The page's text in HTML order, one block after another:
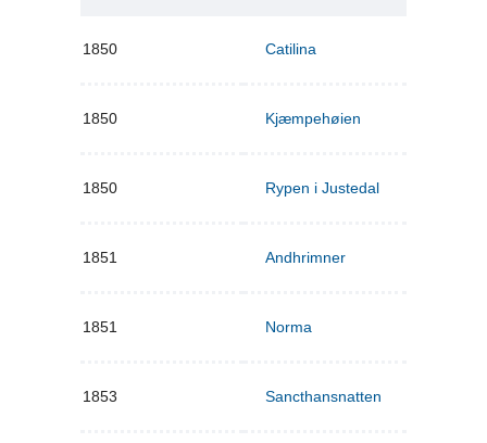
1850 Catilina
1850 Kjæmpehøien
1850 Rypen i Justedal
1851 Andhrimner
1851 Norma
1853 Sancthansnatten